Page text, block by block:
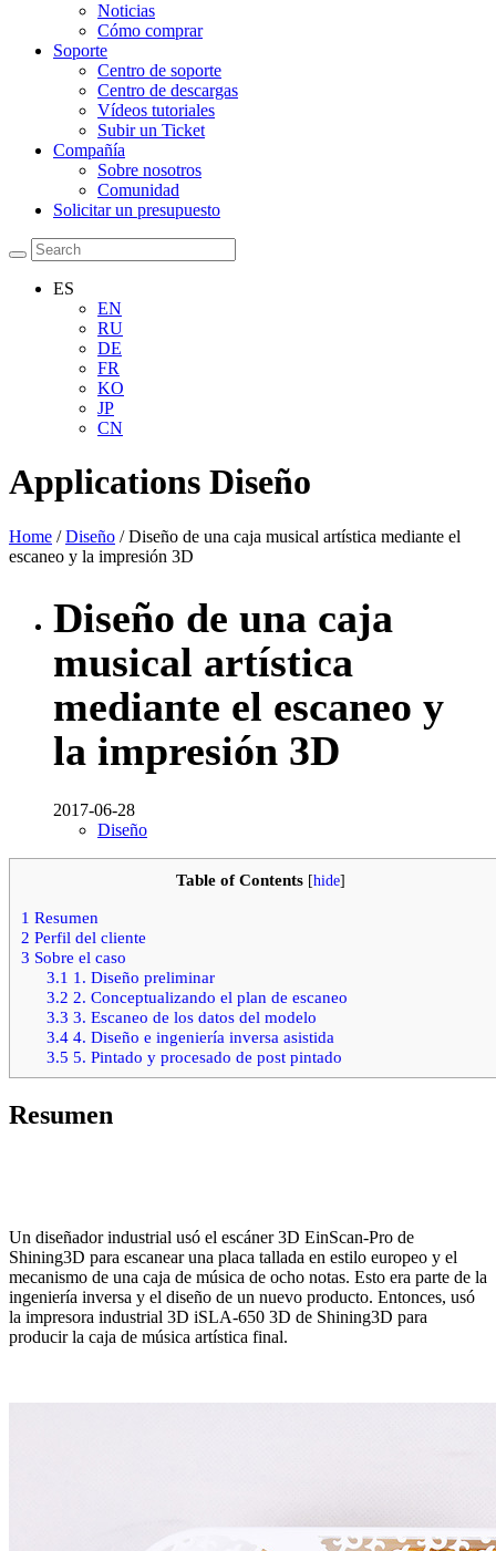
Noticias
Cómo comprar
Soporte
Centro de soporte
Centro de descargas
Vídeos tutoriales
Subir un Ticket
Compañía
Sobre nosotros
Comunidad
Solicitar un presupuesto
ES
EN
RU
DE
FR
KO
JP
CN
Applications Diseño
Home /Diseño / Diseño de una caja musical artística mediante el
escaneo y la impresión 3D
Diseño de una caja
musical artística
mediante el escaneo y
la impresión 3D
2017-06-28
Diseño
Table of Contents [hide]
1 Resumen
2 Perfil del cliente
3 Sobre el caso
3.1 1. Diseño preliminar
3.2 2. Conceptualizando el plan de escaneo
3.3 3. Escaneo de los datos del modelo
3.44. Diseño e ingeniería inversa asistida
3.5 5. Pintado y procesado de post pintado
Resumen
Un diseñador industrial usó el escáner 3D EinScan-Pro de
Shining3D para escanear una placa tallada en estilo europeo y el
mecanismo de una caja de música de ocho notas. Esto era parte de la
ingeniería inversa y el diseño de un nuevo producto. Entonces, usó
la impresora industrial 3D iSLA-650 3D de Shining3D para
producir la caja de música artística final.